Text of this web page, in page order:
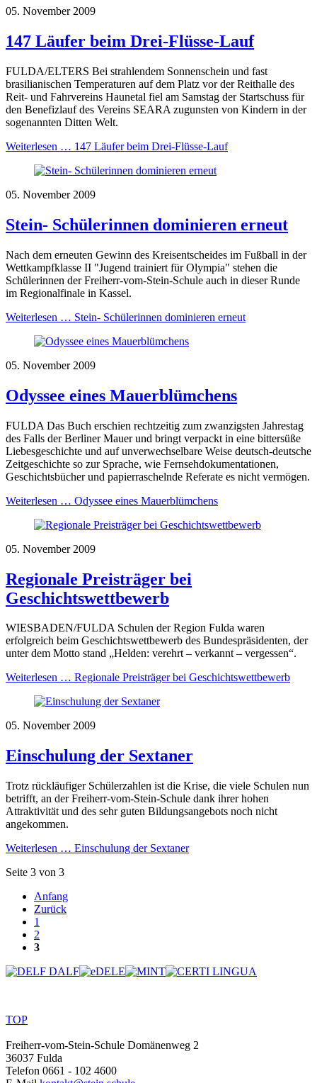
05. November 2009
147 Läufer beim Drei-Flüsse-Lauf
FULDA/ELTERS Bei strahlendem Sonnenschein und fast
brasilianischen Temperaturen auf dem Platz vor der Reithalle des
Reit- und Fahrvereins Haunetal fiel am Samstag der Startschuss für
den Benefizlauf des Vereins SEARA zugunsten von Kindern in der
sogenannten Ditten Welt.
Weiterlesen … 147 Läufer beim Drei-Flüsse-Lauf
05. November 2009
Stein- Schülerinnen dominieren erneut
Nach dem erneuten Gewinn des Kreisentscheides im Fußball in der
Wettkampfklasse II "Jugend trainiert für Olympia" stehen die
Schülerinnen der Freiherr-vom-Stein-Schule auch in dieser Runde
im Regionalfinale in Kassel.
Weiterlesen … Stein- Schülerinnen dominieren erneut
05. November 2009
Odyssee eines Mauerblümchens
FULDA Das Buch erschien rechtzeitig zum zwanzigsten Jahrestag
des Falls der Berliner Mauer und bringt verpackt in eine bittersüße
Liebesgeschichte und auf unverwechselbare Weise deutsch-deutsche
Zeitgeschichte so zur Sprache, wie Fernsehdokumentationen,
Geschichtsbücher und papierraschelnde Referate es nicht vermögen.
Weiterlesen … Odyssee eines Mauerblümchens
05. November 2009
Regionale Preisträger bei
Geschichtswettbewerb
WIESBADEN/FULDA Schulen der Region Fulda waren
erfolgreich beim Geschichtswettbewerb des Bundespräsidenten, der
unter dem Motto stand „Helden: verehrt – verkannt – vergessen“.
Weiterlesen … Regionale Preisträger bei Geschichtswettbewerb
05. November 2009
Einschulung der Sextaner
Trotz rückläufiger Schülerzahlen ist die Krise, die viele Schulen nun
betrifft, an der Freiherr-vom-Stein-Schule dank ihrer hohen
Attraktivität und des sehr guten Bildungsangebots noch nicht
angekommen.
Weiterlesen … Einschulung der Sextaner
Seite 3 von 3
Anfang
Zurück
1
2
3
TOP
Freiherr-vom-Stein-Schule Domänenweg 2
36037 Fulda
Telefon 0661 - 102 4600